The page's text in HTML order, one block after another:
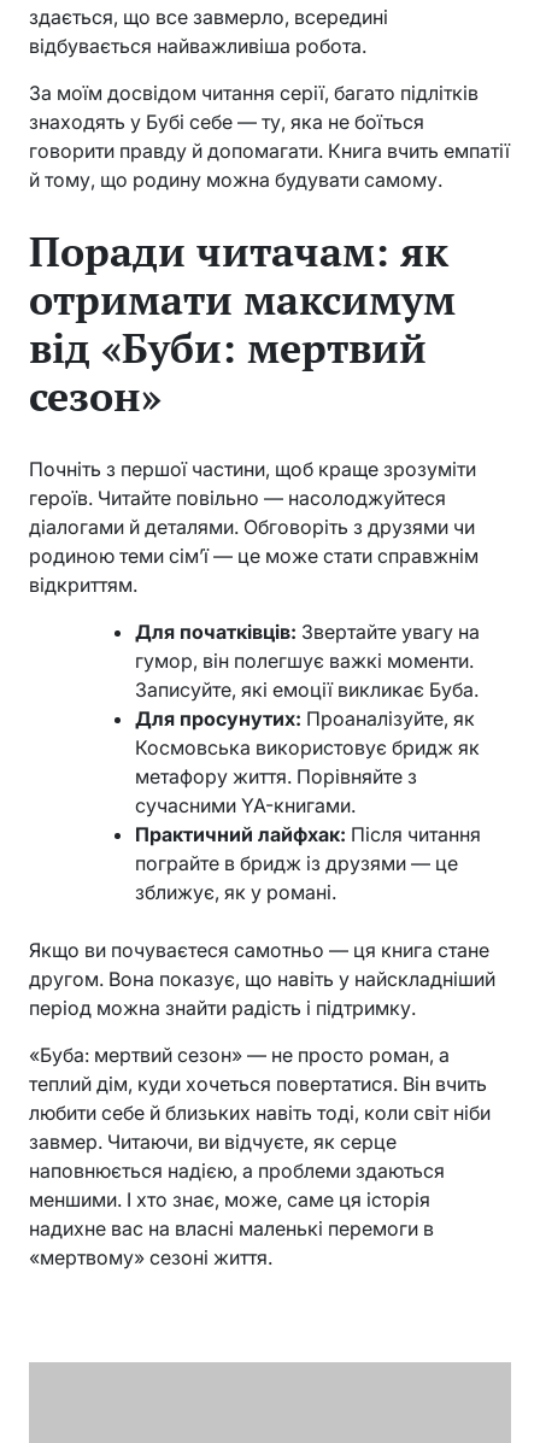
здається, що все завмерло, всередині
відбувається найважливіша робота.
За моїм досвідом читання серії, багато підлітків
знаходять у Бубі себе — ту, яка не боїться
говорити правду й допомагати. Книга вчить емпатії
й тому, що родину можна будувати самому.
Поради читачам: як
отримати максимум
від «Буби: мертвий
сезон»
Почніть з першої частини, щоб краще зрозуміти
героїв. Читайте повільно — насолоджуйтеся
діалогами й деталями. Обговоріть з друзями чи
родиною теми сім’ї — це може стати справжнім
відкриттям.
Для початківців: Звертайте увагу на
гумор, він полегшує важкі моменти.
Записуйте, які емоції викликає Буба.
Для просунутих: Проаналізуйте, як
Космовська використовує бридж як
метафору життя. Порівняйте з
сучасними YA-книгами.
Практичний лайфхак: Після читання
пограйте в бридж із друзями — це
зближує, як у романі.
Якщо ви почуваєтеся самотньо — ця книга стане
другом. Вона показує, що навіть у найскладніший
період можна знайти радість і підтримку.
«Буба: мертвий сезон» — не просто роман, а
теплий дім, куди хочеться повертатися. Він вчить
любити себе й близьких навіть тоді, коли світ ніби
завмер. Читаючи, ви відчуєте, як серце
наповнюється надією, а проблеми здаються
меншими. І хто знає, може, саме ця історія
надихне вас на власні маленькі перемоги в
«мертвому» сезоні життя.